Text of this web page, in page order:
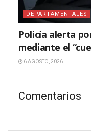
DEPARTAMENTALES
Policía alerta
mediante el
6 AGOSTO, 2026
Comentarios